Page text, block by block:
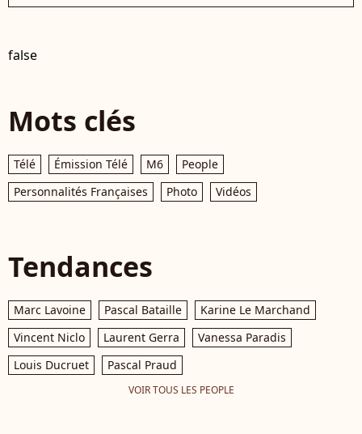
false
Mots clés
Télé Émission Télé M6
People
Personnalités Françaises
Photo Vidéos
Tendances
Marc Lavoine Pascal Bataille
Karine Le Marchand
Vincent Niclo
Laurent Gerra
Vanessa Paradis
Louis Ducruet
Pascal Praud
VOIR TOUS LES PEOPLE